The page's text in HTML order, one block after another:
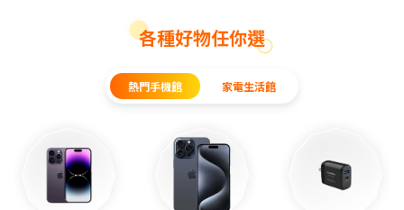
各種好物任你選
熱門手機館 家電生活館